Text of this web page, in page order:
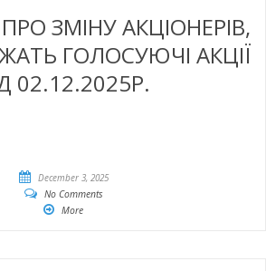
ЗМІНУ АКЦІОНЕРІВ,
ГОЛОСУЮЧІ АКЦІЇ
02.12.2025Р.
December 3, 2025
No Comments
More